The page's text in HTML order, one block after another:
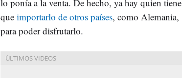
lo ponía a la venta. De hecho, ya hay quien tiene
que importarlo de otros países, como Alemania,
para poder disfrutarlo.